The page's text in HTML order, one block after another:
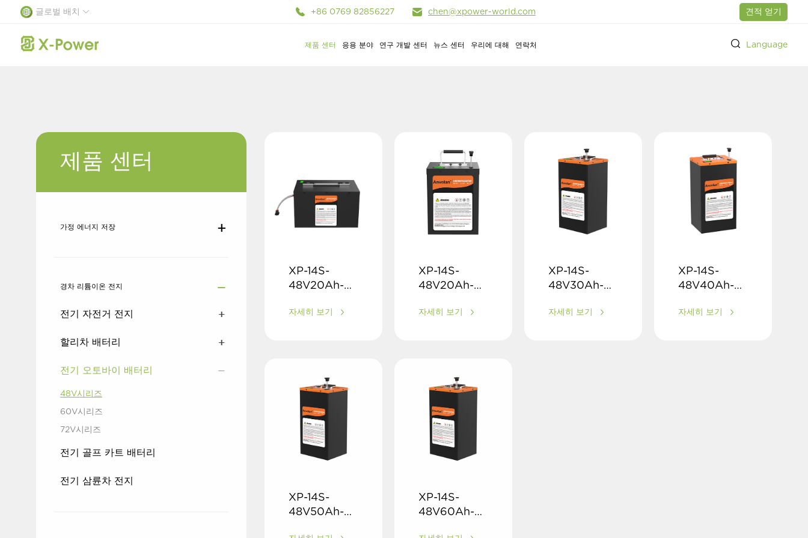
글로벌 배치 +86 0769 82856227 chen@xpower-world.com 견적 얻기
제품 센터
가정 에너지 저장 경차 리튬이온 전지 휴대용 에너지 저장 전원 공급 장치 이동
응용 분야
가정 에너지 저장 경전동차 야외 야영 전원 공급 장치 이동
연구 개발 센터
리튬 이온 셀 배터리 관리 시스템 소프트웨어 몰드 설계 개발 내부 실험실
뉴스 센터
회사 뉴스 전시회 행사
우리에 대해
회사 소개 발전 과정 엔터프라이즈 전시 기업 명예 파트너
연락처
X-Power 온라인 메시지
Language
제품 센터
가정 에너지 저장
경차 리튬이온 전지
전기 자전거 전지
할리차 배터리
전기 오토바이 배터리
48V시리즈
60V시리즈
72V시리즈
전기 골프 카트 배터리
전기 삼륜차 전지
XP-14S-
48V20Ah-C-
자세히 보기
XP-14S-
48V20Ah-D-
자세히 보기
XP-14S-
48V30Ah-B-
자세히 보기
XP-14S-
48V40Ah-B-
자세히 보기
XP-14S-
48V50Ah-B-
XP-14S-
48V60Ah-B-